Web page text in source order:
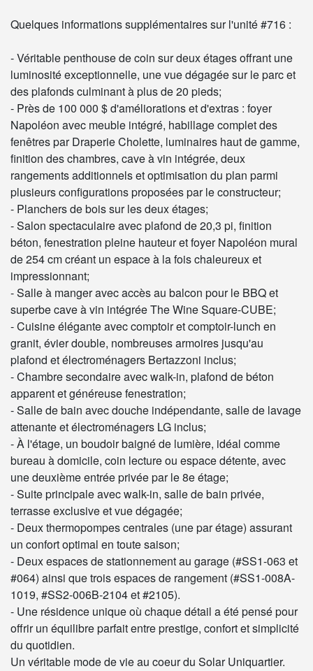
Quelques informations supplémentaires sur l'unité #716 :
- Véritable penthouse de coin sur deux étages offrant une
luminosité exceptionnelle, une vue dégagée sur le parc et
des plafonds culminant à plus de 20 pieds;
- Près de 100 000 $ d'améliorations et d'extras : foyer
Napoléon avec meuble intégré, habillage complet des
fenêtres par Draperie Cholette, luminaires haut de gamme,
finition des chambres, cave à vin intégrée, deux
rangements additionnels et optimisation du plan parmi
plusieurs configurations proposées par le constructeur;
- Planchers de bois sur les deux étages;
- Salon spectaculaire avec plafond de 20,3 pi, finition
béton, fenestration pleine hauteur et foyer Napoléon mural
de 254 cm créant un espace à la fois chaleureux et
impressionnant;
- Salle à manger avec accès au balcon pour le BBQ et
superbe cave à vin intégrée The Wine Square-CUBE;
- Cuisine élégante avec comptoir et comptoir-lunch en
granit, évier double, nombreuses armoires jusqu'au
plafond et électroménagers Bertazzoni inclus;
- Chambre secondaire avec walk-in, plafond de béton
apparent et généreuse fenestration;
- Salle de bain avec douche indépendante, salle de lavage
attenante et électroménagers LG inclus;
- À l'étage, un boudoir baigné de lumière, idéal comme
bureau à domicile, coin lecture ou espace détente, avec
une deuxième entrée privée par le 8e étage;
- Suite principale avec walk-in, salle de bain privée,
terrasse exclusive et vue dégagée;
- Deux thermopompes centrales (une par étage) assurant
un confort optimal en toute saison;
- Deux espaces de stationnement au garage (#SS1-063 et
#064) ainsi que trois espaces de rangement (#SS1-008A-
1019, #SS2-006B-2104 et #2105).
- Une résidence unique où chaque détail a été pensé pour
offrir un équilibre parfait entre prestige, confort et simplicité
du quotidien.
Un véritable mode de vie au coeur du Solar Uniquartier.